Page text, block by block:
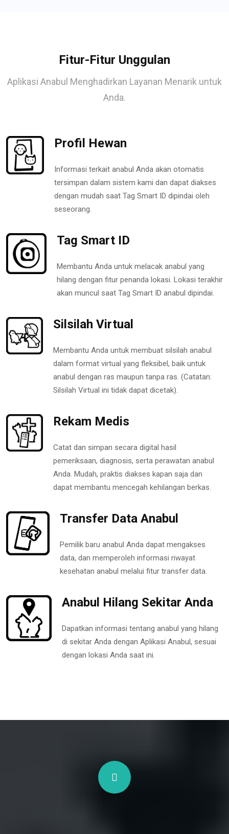
Fitur-Fitur Unggulan
Aplikasi Anabul Menghadirkan Layanan Menarik untuk
Anda.
Profil Hewan
Informasi terkait anabul Anda akan otomatis
tersimpan dalam sistem kami dan dapat diakses
dengan mudah saat Tag Smart ID dipindai oleh
seseorang.
Tag Smart ID
Membantu Anda untuk melacak anabul yang
hilang dengan fitur penanda lokasi. Lokasi terakhir
akan muncul saat Tag Smart ID anabul dipindai.
Silsilah Virtual
Membantu Anda untuk membuat silsilah anabul
dalam format virtual yang fleksibel, baik untuk
anabul dengan ras maupun tanpa ras. (Catatan:
Silsilah Virtual ini tidak dapat dicetak).
Rekam Medis
Catat dan simpan secara digital hasil
pemeriksaan, diagnosis, serta perawatan anabul
Anda. Mudah, praktis diakses kapan saja dan
dapat membantu mencegah kehilangan berkas.
Transfer Data Anabul
Pemilik baru anabul Anda dapat mengakses
data, dan memperoleh informasi riwayat
kesehatan anabul melalui fitur transfer data.
Anabul Hilang Sekitar Anda
Dapatkan informasi tentang anabul yang hilang
di sekitar Anda dengan Aplikasi Anabul, sesuai
dengan lokasi Anda saat ini.